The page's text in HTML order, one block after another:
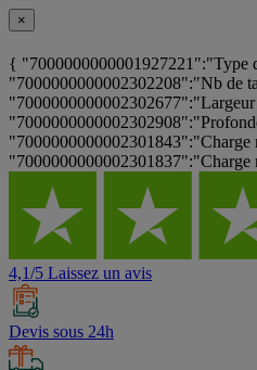
×
{ "7000000000001927221":"Type
"7000000000002302208":"Nb de
"7000000000002301843":"Charge
4,1/5 Laissez un avis
Devis sous 24h